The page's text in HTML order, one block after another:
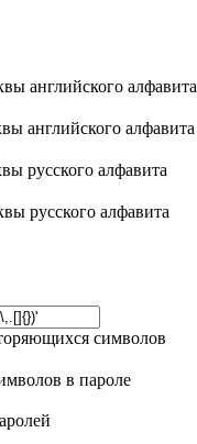
английского алфавита
английского алфавита
русского алфавита
русского алфавита
символов
в пароле